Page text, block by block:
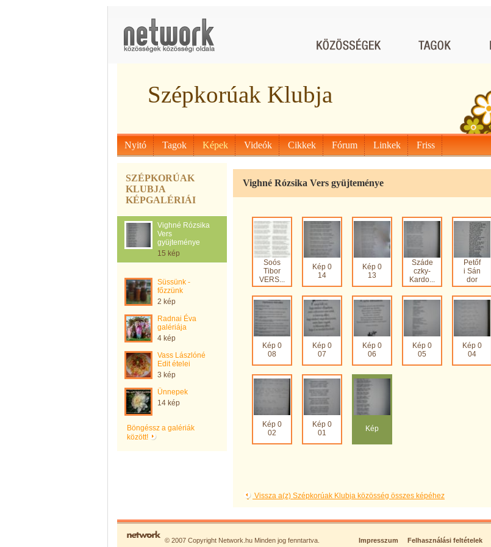
Szépkorúak Klubja
Nyitó Tagok Képek Videók Cikkek Fórum Linkek Friss
SZÉPKORÚAK
KLUBJA
KÉPGALÉRIÁI
Vighné Rózsika
Vers
gyüjteménye
15 kép
Süssünk -
főzzünk
2 kép
Radnai Éva
galériája
4 kép
Vass Lászlóné
Edit ételei
3 kép
Ünnepek
14 kép
Böngéssz a galériák
között!
Vighné Rózsika Vers gyüjteménye
Soós
Tibor
VERS...
Kép 0
14
Kép 0
13
Száde
czky-
Kardo...
Petőf
i Sán
dor
Kép 0
08
Kép 0
07
Kép 0
06
Kép 0
05
Kép 0
04
Kép 0
02
Kép 0
01
Kép
Vissza a(z) Szépkorúak Klubja közösség összes képéhez
© 2007 Copyright Network.hu Minden jog fenntartva. Impresszum Felhasználási feltételek